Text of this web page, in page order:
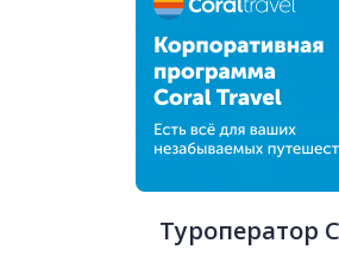
Туроператор